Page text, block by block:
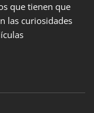
que tienen que
las curiosidades